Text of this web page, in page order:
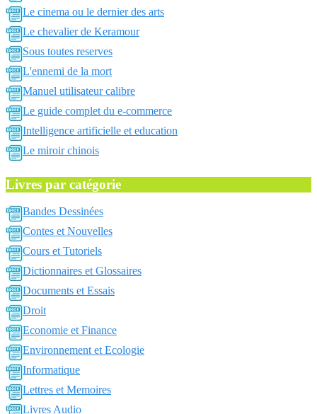
Le cinema ou le dernier des arts
Le chevalier de Keramour
Sous toutes reserves
L'ennemi de la mort
Manuel utilisateur calibre
Le guide complet du e-commerce
Intelligence artificielle et education
Le miroir chinois
Livres par catégorie
Bandes Dessinées
Contes et Nouvelles
Cours et Tutoriels
Dictionnaires et Glossaires
Documents et Essais
Droit
Economie et Finance
Environnement et Ecologie
Informatique
Lettres et Memoires
Livres Audio